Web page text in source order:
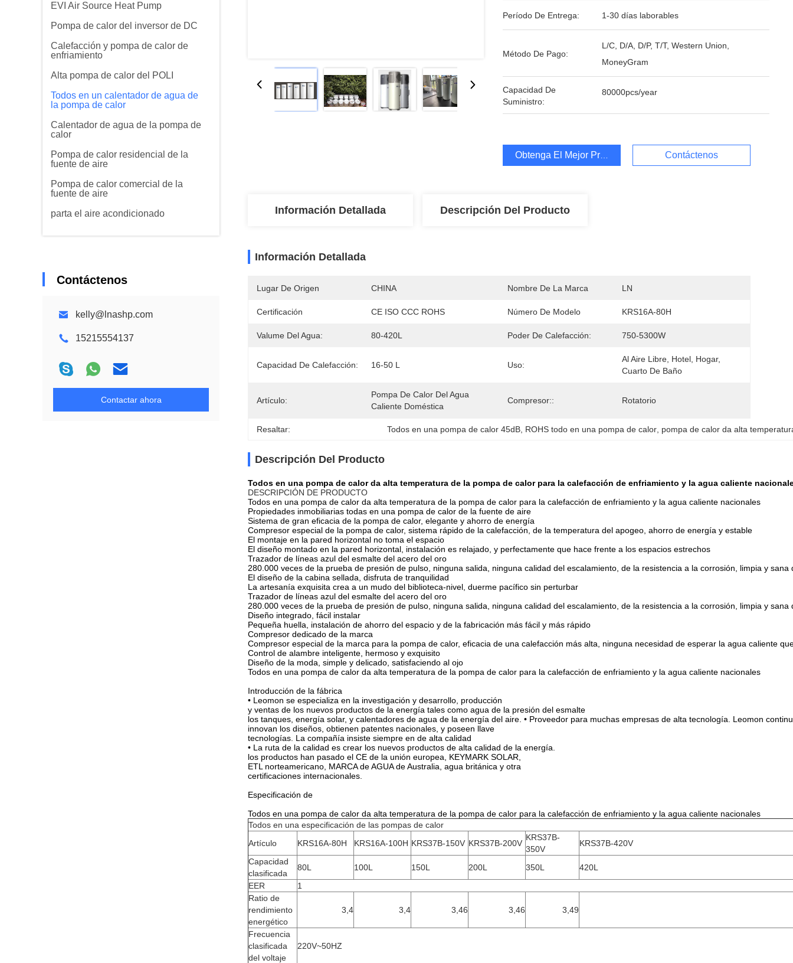
EVI Air Source Heat Pump
Pompa de calor del inversor de DC
Calefacción y pompa de calor de
enfriamiento
Alta pompa de calor del POLI
Todos en un calentador de agua de
la pompa de calor
Calentador de agua de la pompa de
calor
Pompa de calor residencial de la
fuente de aire
Pompa de calor comercial de la
fuente de aire
parta el aire acondicionado
Contáctenos
kelly@lnashp.com
15215554137
Contactar ahora
Período De Entrega: 1-30 días laborables
Método De Pago:
L/C, D/A, D/P, T/T, Western Union,
MoneyGram
Capacidad De
Suministro:
80000pcs/year
Obtenga El Mejor Precio Contáctenos
Información Detallada Descripción Del Producto
Información Detallada
Lugar De Origen CHINA Nombre De La Marca LN
Certificación CE ISO CCC ROHS Número De Modelo KRS16A-80H
Valume Del Agua: 80-420L Poder De Calefacción: 750-5300W
Capacidad De Calefacción: 16-50 L Uso:
Al Aire Libre, Hotel, Hogar,
Cuarto De Baño
Artículo:
Pompa De Calor Del Agua
Caliente Doméstica
Compresor:: Rotatorio
Resaltar: Todos en una pompa de calor 45dB, ROHS todo en una pompa de calor, pompa de calor da alta
Descripción Del Producto
Todos en una pompa de calor da alta temperatura de la pompa de calor para la calefacción de enfriamiento y la agua caliente
DESCRIPCIÓN DE PRODUCTO
Todos en una pompa de calor da alta temperatura de la pompa de calor para la calefacción de enfriamiento y la agua caliente nacionales
Propiedades inmobiliarias todas en una pompa de calor de la fuente de aire
Sistema de gran eficacia de la pompa de calor, elegante y ahorro de energía
Compresor especial de la pompa de calor, sistema rápido de la calefacción, de la temperatura del apogeo, ahorro de energía y estable
El montaje en la pared horizontal no toma el espacio
El diseño montado en la pared horizontal, instalación es relajado, y perfectamente que hace frente a los espacios estrechos
Trazador de líneas azul del esmalte del acero del oro
280.000 veces de la prueba de presión de pulso, ninguna salida, ninguna calidad del escalamiento, de la resistencia a la corrosión, limpia y sana
El diseño de la cabina sellada, disfruta de tranquilidad
La artesanía exquisita crea a un mudo del biblioteca-nivel, duerme pacífico sin perturbar
Trazador de líneas azul del esmalte del acero del oro
280.000 veces de la prueba de presión de pulso, ninguna salida, ninguna calidad del escalamiento, de la resistencia a la corrosión, limpia y sana
Diseño integrado, fácil instalar
Pequeña huella, instalación de ahorro del espacio y de la fabricación más fácil y más rápido
Compresor dedicado de la marca
Compresor especial de la marca para la pompa de calor, eficacia de una calefacción más alta, ninguna necesidad de esperar la agua caliente
Control de alambre inteligente, hermoso y exquisito
Diseño de la moda, simple y delicado, satisfaciendo al ojo
Todos en una pompa de calor da alta temperatura de la pompa de calor para la calefacción de enfriamiento y la agua caliente nacionales
Introducción de la fábrica
• Leomon se especializa en la investigación y desarrollo, producción
y ventas de los nuevos productos de la energía tales como agua de la presión del esmalte
los tanques, energía solar, y calentadores de agua de la energía del aire. • Proveedor para muchas empresas de alta tecnología. Leomon
innovan los diseños, obtienen patentes nacionales, y poseen llave
tecnologías. La compañía insiste siempre en de alta calidad
• La ruta de la calidad es crear los nuevos productos de alta calidad de la energía.
los productos han pasado el CE de la unión europea, KEYMARK SOLAR,
ETL norteamericano, MARCA de AGUA de Australia, agua británica y otra
certificaciones internacionales.
Especificación de
Todos en una pompa de calor da alta temperatura de la pompa de calor para la calefacción de enfriamiento y la agua caliente nacionales
Todos en una especificación de las pompas de calor
Artículo
KRS16A-80H KRS16A-100H KRS37B-150V KRS37B-200V
KRS37B-
350V
KRS37B-420V
Capacidad
clasificada
80L 100L 150L 200L 350L
420L
EER
1
Ratio de
rendimiento
energético
3,4 3,4 3,46 3,46 3,49
Frecuencia
clasificada
del voltaje
220V~50HZ